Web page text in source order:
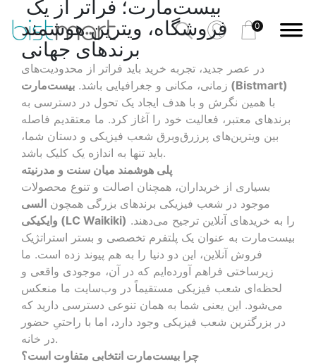
0
فروشگاه، ویترین هوشمند
برندهای جهانی
در عصر جدید، تجربه خرید باید فراتر از محدودیت‌های
زمانی، مکانی و جغرافیایی باشد. بیست‌مارت (Bistmart)
با همین نگرش و با هدف ایجاد یک تحول در دسترسی به
برندهای معتبر، فعالیت خود را آغاز کرد. ما معتقدیم فاصله
بین ویترین‌های پرزرق‌وبرق شعب فیزیکی و دستان شما،
باید تنها به اندازه یک کلیک باشد.
پلی هوشمند میان سنت و مدرنیته
بسیاری از خریداران، همچنان اصالت و تنوع محصولات
موجود در شعب فیزیکی برندهای بزرگی همچون السی
وایکیکی (LC Waikiki)
بیست‌مارت به عنوان یک پلتفرم تخصصی و بستر استراتژیک
فروش آنلاین، این دو دنیا را به هم پیوند زده است. ما
زیرساختی فراهم آورده‌ایم که در آن، موجودی واقعی و
لحظه‌ای شعب فیزیکی مستقیماً در وب‌سایت ما منعکس
می‌شود. این یعنی شما به همان تنوعی دسترسی دارید که
در بزرگترین شعب فیزیکی وجود دارد، اما با راحتیِ حضور
در خانه.
چرا بیست‌مارت انتخابی متفاوت است؟